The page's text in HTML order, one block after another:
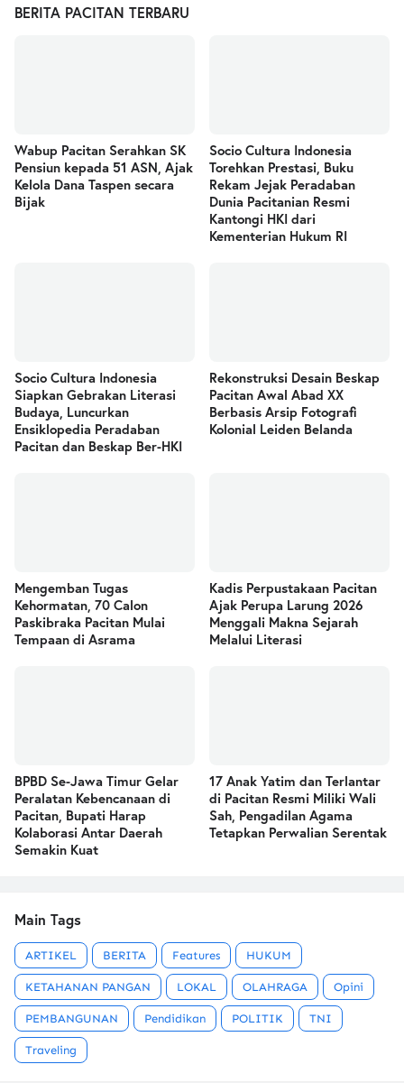
BERITA PACITAN TERBARU
Wabup Pacitan Serahkan SK
Pensiun kepada 51 ASN, Ajak
Kelola Dana Taspen secara
Bijak
Socio Cultura Indonesia
Torehkan Prestasi, Buku
Rekam Jejak Peradaban
Dunia Pacitanian Resmi
Kantongi HKI dari
Kementerian Hukum RI
Socio Cultura Indonesia
Siapkan Gebrakan Literasi
Budaya, Luncurkan
Ensiklopedia Peradaban
Pacitan dan Beskap Ber-HKI
Rekonstruksi Desain Beskap
Pacitan Awal Abad XX
Berbasis Arsip Fotografi
Kolonial Leiden Belanda
Mengemban Tugas
Kehormatan, 70 Calon
Paskibraka Pacitan Mulai
Tempaan di Asrama
Kadis Perpustakaan Pacitan
Ajak Perupa Larung 2026
Menggali Makna Sejarah
Melalui Literasi
BPBD Se-Jawa Timur Gelar
Peralatan Kebencanaan di
Pacitan, Bupati Harap
Kolaborasi Antar Daerah
Semakin Kuat
17 Anak Yatim dan Terlantar
di Pacitan Resmi Miliki Wali
Sah, Pengadilan Agama
Tetapkan Perwalian Serentak
Main Tags
ARTIKEL BERITA Features HUKUM
KETAHANAN PANGAN LOKAL OLAHRAGA Opini
PEMBANGUNAN Pendidikan POLITIK TNI
Traveling